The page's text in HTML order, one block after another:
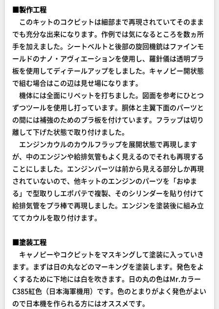
■製作工程
このキットのコクピットは細部まで再現されていてそのまま
でも充分な出来になります。作例では気になるところを数ヵ所
手を加えました。シートベルトと後部の旋回機銃はファインモ
ールドのナノ・アヴィエーションを使用し、羅針儀は透明プラ
板を使用してディテールアップをしました。キャノピー開状態
で組む場合はこの辺は見せ場になります。
機体には全面にリベットを打ちました。図面を参考にひとつ
ずつツールを使用し打っています。胴体と主翼下面のパーツと
の間には補強のためのプラ板を付けています。フラップは切り
離して下げた状態で取り付けました。
エンジンカウルのカウルフラップを展開状態で再現します
が、中のエンジンや給排気管もよく見えるのでそれも再現する
ことにしました。エンジンパーツは前から見える部分しか再現
されていないので、他キットのエンジンのパーツを「おゆま
る」で型取りしエポパテで複製、そのシリンダーを貼り付けて
給排気管をプラ棒で再現しました。エンジンを塗装後に組み立
ててカウルを取り付けます。
■塗装工程
キャノピーやコクピットをマスキングして塗装に入っていき
ます。まずは日の丸などのマーキングを塗装します。発色をよ
くするために下地には白を吹きます。日の丸の色はMr.カラー
C385紅色（日本海軍機用）です。色のとまりがよく発色がよい
ので日本機を作られる方にはオススメです。